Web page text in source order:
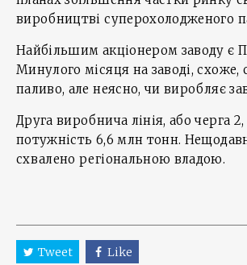
виробництві суперохолодженого
Найбільшим акціонером заводу є
Минулого місяця на заводі,
паливо, але неясно, чи виробляє
Друга виробнича лінія, або черга
потужність 6,6 млн тонн.
схвалено регіональною владою.
Tweet Like